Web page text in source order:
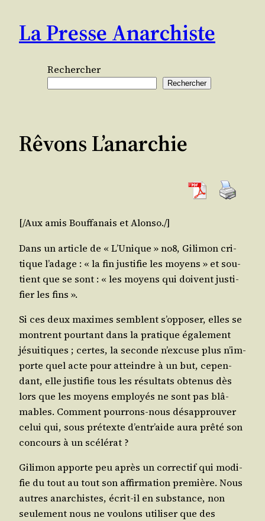
contenu
La Presse Anarchiste
Rechercher
Rechercher
Rêvons L’anarchie
[/​Aux amis Bouf­fa­nais et Alonso./]
Dans un article de « L’U­nique » no8, Gili­mon cri­
tique l’a­dage : « la fin jus­ti­fie les moyens » et sou­
tient que se sont : « les moyens qui doivent jus­ti­
fier les fins ».
Si ces deux maximes semblent s’op­po­ser, elles se
montrent pour­tant dans la pra­tique éga­le­ment
jésui­tiques ; certes, la seconde n’ex­cuse plus n’im­
porte quel acte pour atteindre à un but, cepen­
dant, elle jus­ti­fie tous les résul­tats obte­nus dès
lors que les moyens employés ne sont pas blâ­
mables. Com­ment pour­rons-nous désap­prou­ver
celui qui, sous pré­texte d’en­tr’aide aura prê­té son
concours à un scélérat ?
Gili­mon apporte peu après un cor­rec­tif qui modi­
fie du tout au tout son affir­ma­tion pre­mière. Nous
autres anar­chistes, écrit-il en sub­stance, non
seule­ment nous ne vou­lons uti­li­ser que des